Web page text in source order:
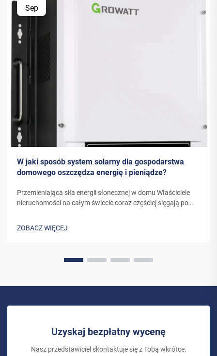
Sep
W jaki sposób system solarny dla gospodarstwa
domowego oszczędza energię i pieniądze?
Przemieniająca siła energii słonecznej w domu Właściciele
nieruchomości na całym świecie coraz częściej sięgają po
domowego to coś więcej niż tylko inwestycja w...
ZOBACZ WIĘCEJ
Uzyskaj bezpłatny wycenę
Nasz przedstawiciel skontaktuje się z Tobą wkrótce.